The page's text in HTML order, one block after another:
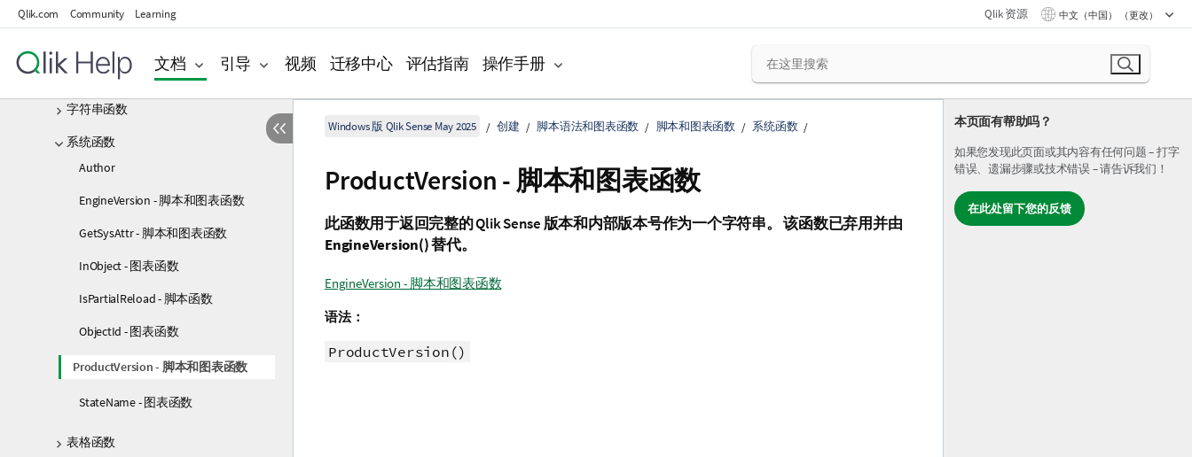
Qlik.com Community Learning Qlik 资源 中文（中国） （更改）
文档 引导 视频 迁移中心 评估指南 操作手册
范围函数
统计分布函数
字符串函数
系统函数
Author
EngineVersion - 脚本和图表函数
GetSysAttr - 脚本和图表函数
InObject - 图表函数
IsPartialReload - 脚本函数
ObjectId - 图表函数
ProductVersion - 脚本和图表函数
StateName - 图表函数
表格函数
本页面有帮助吗？
如果您发现此页面或其内容有任何问题 – 打字
错误、遗漏步骤或技术错误 – 请告诉我们！
在此处留下您的反馈
Windows 版 Qlik Sense May 2025 创建 脚本语法和图表函数 脚本和图表函数 系统函数
ProductVersion - 脚本和图表函数
此函数用于返回完整的Qlik Sense 版本和内部版本号作为一个字符串。 该函数已弃用并由
EngineVersion()替代。
EngineVersion - 脚本和图表函数
语法：
ProductVersion()